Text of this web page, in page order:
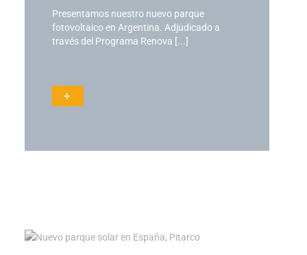
Presentamos nuestro nuevo parque
fotovoltaico en Argentina. Adjudicado a
través del Programa Renova [...]
+